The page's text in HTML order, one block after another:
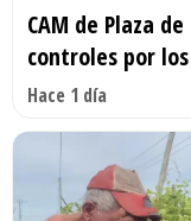
CAM de Plaza
controles por
Hace 1 día